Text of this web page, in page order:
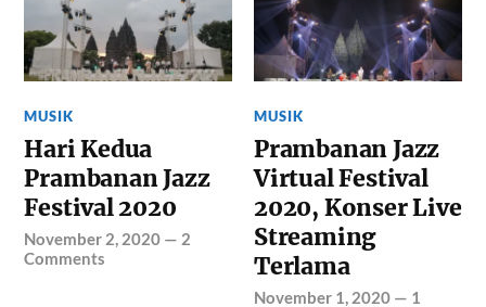
MUSIK
Hari Kedua
Prambanan Jazz
Festival 2020
November 2, 2020 — 2
Comments
MUSIK
Prambanan Jazz
Virtual Festival
2020, Konser Live
Streaming
Terlama
November 1, 2020 — 1